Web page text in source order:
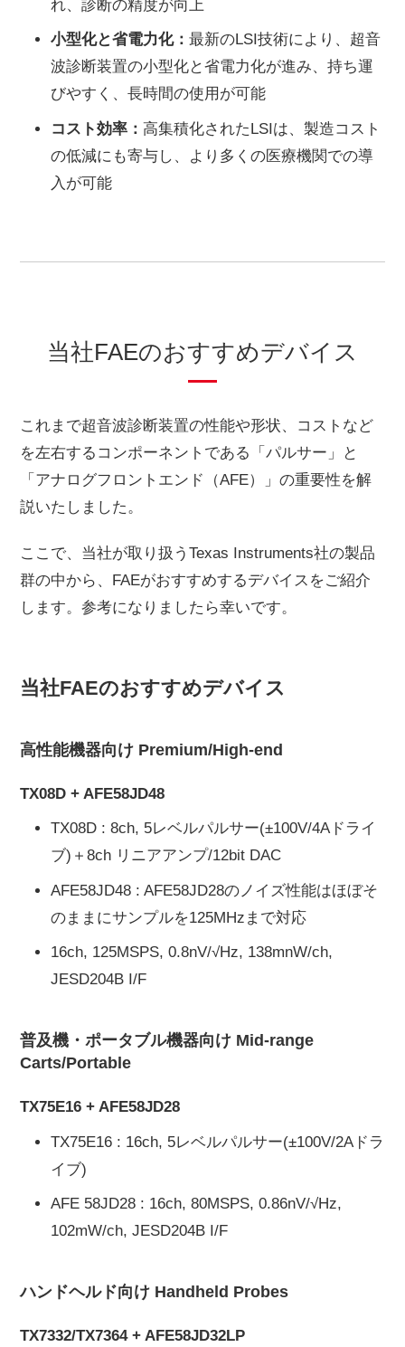
れ、診断の精度が向上
小型化と省電力化： 最新のLSI技術により、超音
波診断装置の小型化と省電力化が進み、持ち運
びやすく、長時間の使用が可能
コスト効率： 高集積化されたLSIは、製造コスト
の低減にも寄与し、より多くの医療機関での導
入が可能
当社FAEのおすすめデバイス
これまで超音波診断装置の性能や形状、コストなど
を左右するコンポーネントである「パルサー」と
「アナログフロントエンド（AFE）」の重要性を解
説いたしました。
ここで、当社が取り扱うTexas Instruments社の製品
群の中から、FAEがおすすめするデバイスをご紹介
します。参考になりましたら幸いです。
当社FAEのおすすめデバイス
高性能機器向け Premium/High-end
TX08D + AFE58JD48
TX08D : 8ch, 5レベルパルサー(±100V/4Aドライ
ブ)＋8ch リニアアンプ/12bit DAC
AFE58JD48 : AFE58JD28のノイズ性能はほぼそ
のままにサンプルを125MHzまで対応
16ch, 125MSPS, 0.8nV/√Hz, 138mnW/ch,
JESD204B I/F
普及機・ポータブル機器向け Mid-range
Carts/Portable
TX75E16 + AFE58JD28
TX75E16 : 16ch, 5レベルパルサー(±100V/2Aドラ
イブ)
AFE 58JD28 : 16ch, 80MSPS, 0.86nV/√Hz,
102mW/ch, JESD204B I/F
ハンドヘルド向け Handheld Probes
TX7332/TX7364 + AFE58JD32LP